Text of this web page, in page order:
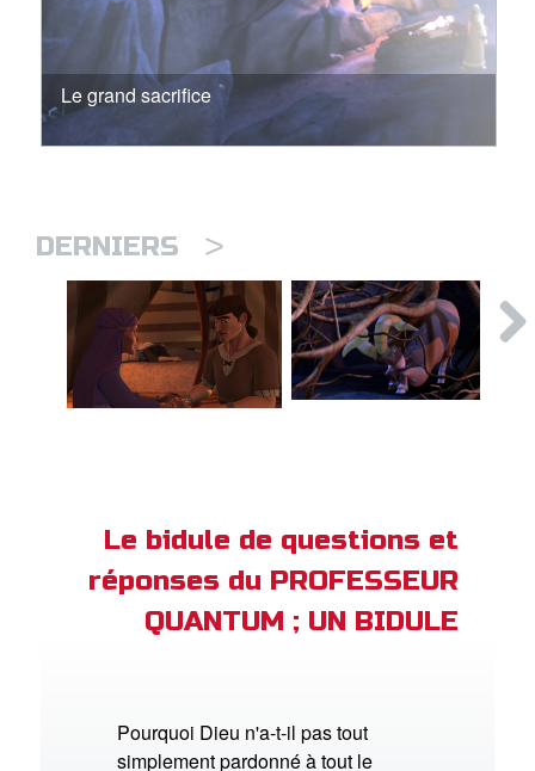
Le grand sacrifice
DERNIERS >
Le bidule de questions et
réponses du PROFESSEUR
QUANTUM ; UN BIDULE
Pourquoi Dieu n'a-t-il pas tout
simplement pardonné à tout le